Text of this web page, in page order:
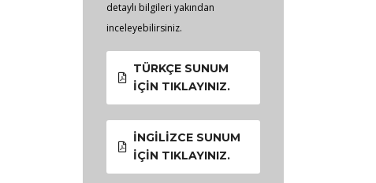
detaylı bilgileri yakından
inceleyebilirsiniz.
TÜRKÇE SUNUM
İÇIN TIKLAYINIZ.
İNGILIZCE SUNUM
İÇIN TIKLAYINIZ.